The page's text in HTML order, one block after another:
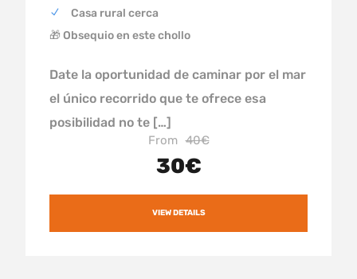
Casa rural cerca
🎁 Obsequio en este chollo
Date la oportunidad de caminar por el mar
el único recorrido que te ofrece esa
posibilidad no te […]
From 40€
30€
VIEW DETAILS